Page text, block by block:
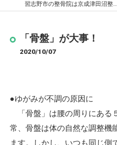
習志野市の整骨院は京成津田沼整骨院
「骨盤」が大事！
2020/10/07
●ゆがみが不調の原因に
「骨盤」は腰の周りにある
常、骨盤は体の自然な調整機
ます。しかし、いつも同じ側